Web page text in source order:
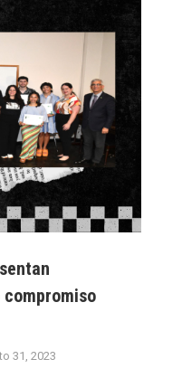
31, 2023